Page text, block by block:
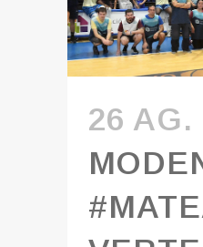
26 AG.